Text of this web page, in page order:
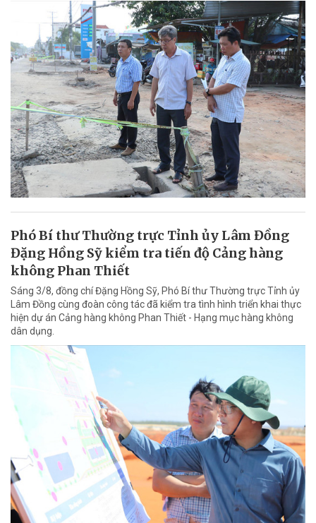
Phó Bí thư Thường trực Tỉnh ủy Lâm Đồng
Đặng Hồng Sỹ kiểm tra tiến độ Cảng hàng
không Phan Thiết
Sáng 3/8, đồng chí Đặng Hồng Sỹ, Phó Bí thư Thường trực Tỉnh ủy
Lâm Đồng cùng đoàn công tác đã kiểm tra tình hình triển khai thực
hiện dự án Cảng hàng không Phan Thiết - Hạng mục hàng không
dân dụng.